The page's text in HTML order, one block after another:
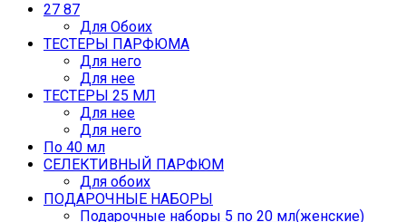
27 87
Для Обоих
ТЕСТЕРЫ ПАРФЮМА
Для него
Для нее
ТЕСТЕРЫ 25 МЛ
Для нее
Для него
По 40 мл
СЕЛЕКТИВНЫЙ ПАРФЮМ
Для обоих
ПОДАРОЧНЫЕ НАБОРЫ
Подарочные наборы 5 по 20 мл(женские)